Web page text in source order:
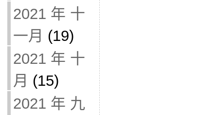
2021 年 十
一月 (19)
2021 年 十
月 (15)
2021 年 九